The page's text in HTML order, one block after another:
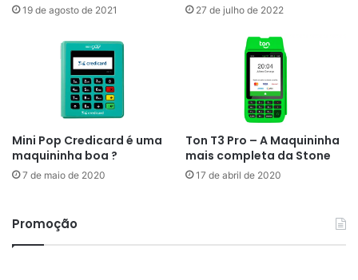
19 de agosto de 2021 27 de julho de 2022
Mini Pop Credicard é uma
maquininha boa ?
7 de maio de 2020
Ton T3 Pro – A Maquininha
mais completa da Stone
17 de abril de 2020
Promoção